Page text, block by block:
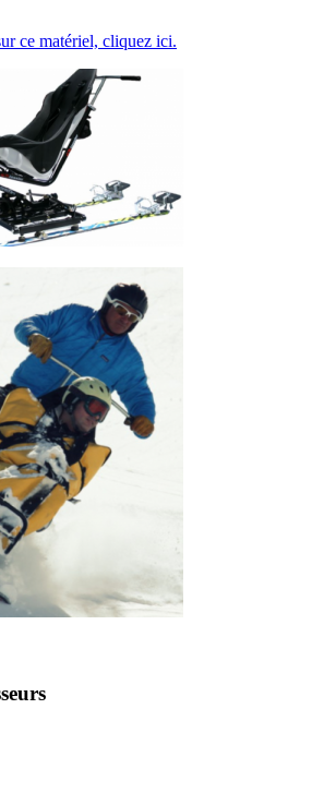
ce matériel, cliquez ici.